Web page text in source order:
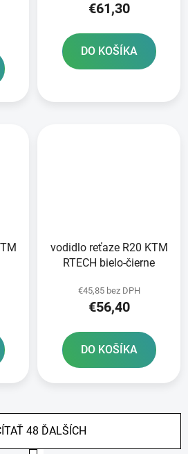
€61,30
DO KOŠÍKA
vodidlo reťaze R20 KTM
RTECH bielo-čierne
€45,85 bez DPH
€56,40
DO KOŠÍKA
48 ĎALŠÍCH